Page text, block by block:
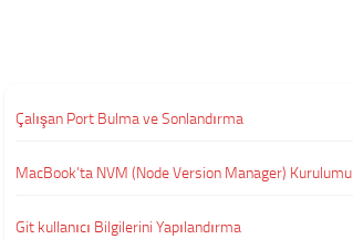
Çalışan Port Bulma ve Sonlandırma
MacBook’ta NVM (Node Version Manager) Kurulumu
Git kullanıcı Bilgilerini Yapılandırma